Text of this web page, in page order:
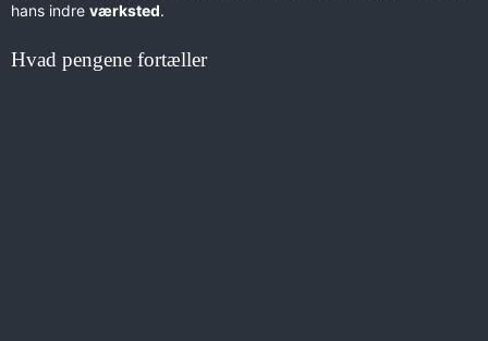
hans indre værksted.
Hvad pengene fortæller